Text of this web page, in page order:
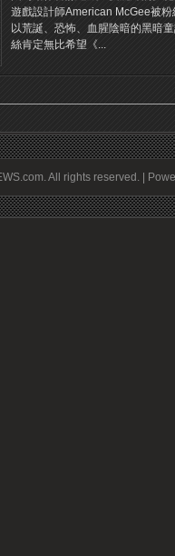
遊戲設計師American McGee被粉
以荒誕、恐怖、血腥陰暗的黑暗
絲肯定無比希望《...
All rights reserved. |